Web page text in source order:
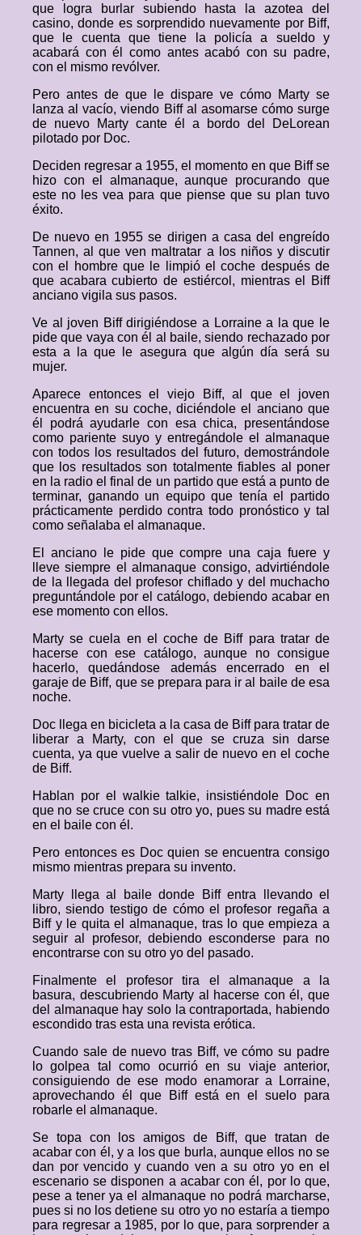
que logra burlar subiendo hasta la azotea del
casino, donde es sorprendido nuevamente por Biff,
que le cuenta que tiene la policía a sueldo y
acabará con él como antes acabó con su padre,
con el mismo revólver.
Pero antes de que le dispare ve cómo Marty se
lanza al vacío, viendo Biff al asomarse cómo surge
de nuevo Marty cante él a bordo del DeLorean
pilotado por Doc.
Deciden regresar a 1955, el momento en que Biff se
hizo con el almanaque, aunque procurando que
este no les vea para que piense que su plan tuvo
éxito.
De nuevo en 1955 se dirigen a casa del engreído
Tannen, al que ven maltratar a los niños y discutir
con el hombre que le limpió el coche después de
que acabara cubierto de estiércol, mientras el Biff
anciano vigila sus pasos.
Ve al joven Biff dirigiéndose a Lorraine a la que le
pide que vaya con él al baile, siendo rechazado por
esta a la que le asegura que algún día será su
mujer.
Aparece entonces el viejo Biff, al que el joven
encuentra en su coche, diciéndole el anciano que
él podrá ayudarle con esa chica, presentándose
como pariente suyo y entregándole el almanaque
con todos los resultados del futuro, demostrándole
que los resultados son totalmente fiables al poner
en la radio el final de un partido que está a punto de
terminar, ganando un equipo que tenía el partido
prácticamente perdido contra todo pronóstico y tal
como señalaba el almanaque.
El anciano le pide que compre una caja fuere y
lleve siempre el almanaque consigo, advirtiéndole
de la llegada del profesor chiflado y del muchacho
preguntándole por el catálogo, debiendo acabar en
ese momento con ellos.
Marty se cuela en el coche de Biff para tratar de
hacerse con ese catálogo, aunque no consigue
hacerlo, quedándose además encerrado en el
garaje de Biff, que se prepara para ir al baile de esa
noche.
Doc llega en bicicleta a la casa de Biff para tratar de
liberar a Marty, con el que se cruza sin darse
cuenta, ya que vuelve a salir de nuevo en el coche
de Biff.
Hablan por el walkie talkie, insistiéndole Doc en
que no se cruce con su otro yo, pues su madre está
en el baile con él.
Pero entonces es Doc quien se encuentra consigo
mismo mientras prepara su invento.
Marty llega al baile donde Biff entra llevando el
libro, siendo testigo de cómo el profesor regaña a
Biff y le quita el almanaque, tras lo que empieza a
seguir al profesor, debiendo esconderse para no
encontrarse con su otro yo del pasado.
Finalmente el profesor tira el almanaque a la
basura, descubriendo Marty al hacerse con él, que
del almanaque hay solo la contraportada, habiendo
escondido tras esta una revista erótica.
Cuando sale de nuevo tras Biff, ve cómo su padre
lo golpea tal como ocurrió en su viaje anterior,
consiguiendo de ese modo enamorar a Lorraine,
aprovechando él que Biff está en el suelo para
robarle el almanaque.
Se topa con los amigos de Biff, que tratan de
acabar con él, y a los que burla, aunque ellos no se
dan por vencido y cuando ven a su otro yo en el
escenario se disponen a acabar con él, por lo que,
pese a tener ya el almanaque no podrá marcharse,
pues si no los detiene su otro yo no estaría a tiempo
para regresar a 1985, por lo que, para sorprender a